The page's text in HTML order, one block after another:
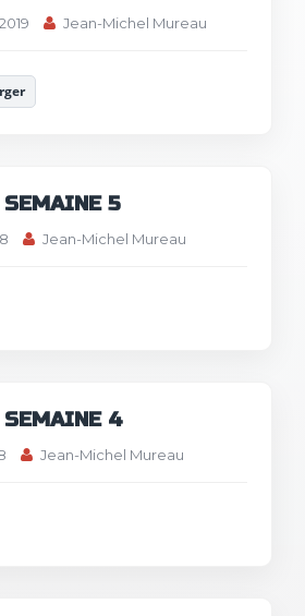
Jean-Michel Mureau
SEMAINE 5
Jean-Michel Mureau
SEMAINE 4
Jean-Michel Mureau